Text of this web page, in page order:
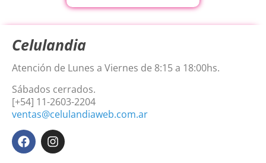
Celulandia
Atención de Lunes a Viernes de 8:15 a 18:00hs.
Sábados cerrados.
[+54] 11-2603-2204
ventas@celulandiaweb.com.ar